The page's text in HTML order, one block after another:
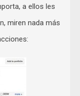
a ellos les
miren nada más